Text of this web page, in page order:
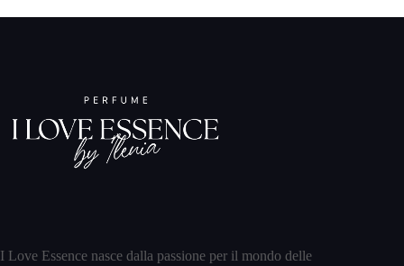
I Love Essence nasce dalla passione per il mondo delle